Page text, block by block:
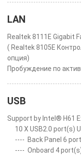
LAN
Realtek 8111E Gigabit
( Realtek 8105E
опция)
Пробуждение по
USB
Support by Intel® H61
10 X USB2.0 port(s)
---- Back Panel 6
---- Onboard 4